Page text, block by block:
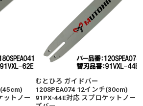
ットノー
むとひろ ガイドバー
120SPEA074 12インチ(30cm)
91PX-44E対応 スプロケットノー